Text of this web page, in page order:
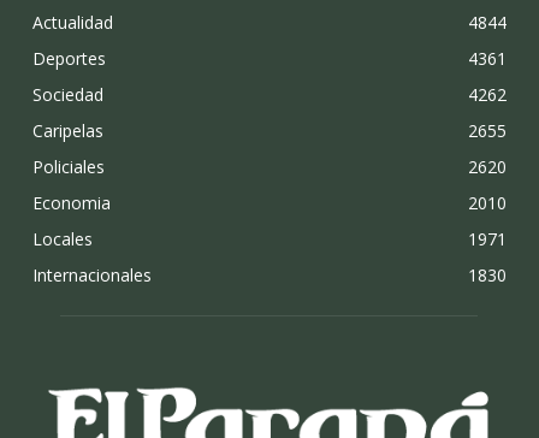
Actualidad
4844
Deportes
4361
Sociedad
4262
Caripelas
2655
Policiales
2620
Economia
2010
Locales
1971
Internacionales
1830